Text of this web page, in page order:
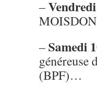
–
– Samedi
généreuse
(BPF)…